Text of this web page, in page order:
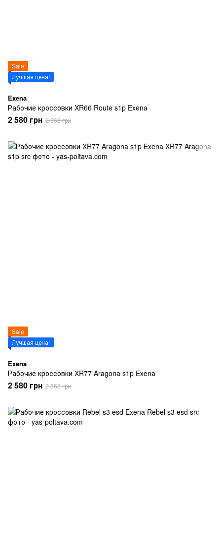
Sale
Лучшая цена!
Exena
Рабочие кроссовки XR66 Route s1p Exena
2 580 грн 2 868 грн
Sale
Лучшая цена!
Exena
Рабочие кроссовки XR77 Aragona s1p Exena
2 580 грн 2 868 грн